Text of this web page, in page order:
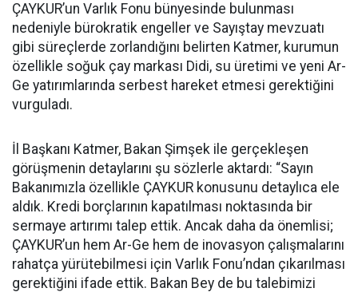
ÇAYKUR’un Varlık Fonu bünyesinde bulunması
nedeniyle bürokratik engeller ve Sayıştay mevzuatı
gibi süreçlerde zorlandığını belirten Katmer, kurumun
özellikle soğuk çay markası Didi, su üretimi ve yeni Ar-
Ge yatırımlarında serbest hareket etmesi gerektiğini
vurguladı.
İl Başkanı Katmer, Bakan Şimşek ile gerçekleşen
görüşmenin detaylarını şu sözlerle aktardı: “Sayın
Bakanımızla özellikle ÇAYKUR konusunu detaylıca ele
aldık. Kredi borçlarının kapatılması noktasında bir
sermaye artırımı talep ettik. Ancak daha da önemlisi;
ÇAYKUR’un hem Ar-Ge hem de inovasyon çalışmalarını
rahatça yürütebilmesi için Varlık Fonu’ndan çıkarılması
gerektiğini ifade ettik. Bakan Bey de bu talebimizi